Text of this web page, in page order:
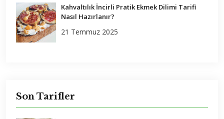
Kahvaltılık İncirli Pratik Ekmek Dilimi Tarifi
Nasıl Hazırlanır?
21 Temmuz 2025
Son Tarifler